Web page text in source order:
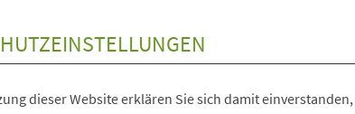
dieser Website erklären Sie sich damit